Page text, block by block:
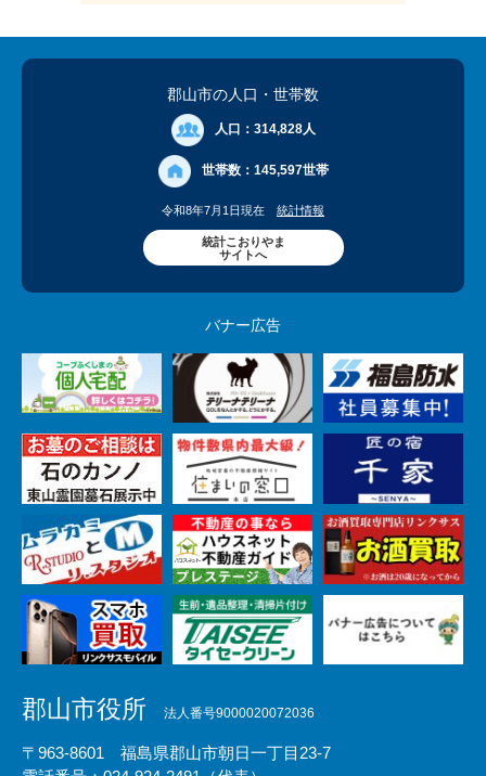
郡山市の人口 ・世帯数
人口： 314,828人
世帯数： 145,597世帯
令和8年7月1日現在 統計情報
統計こおりやま
サイトへ
バナー広告
郡山市役所 法人番号9000020072036
〒963-8601 福島県郡山市朝日一丁目23-7